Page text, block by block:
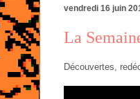
vendredi 16 juin
La
Découvertes,